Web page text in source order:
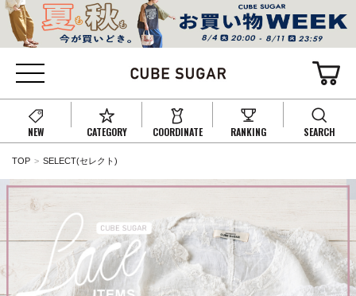
NEW CATEGORY COORDINATE RANKING SEARCH
TOP SELECT(セレクト)